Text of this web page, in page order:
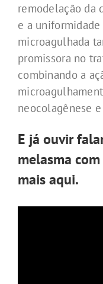
remodelação da
e a
microagulhada
promissora no
combinando a
neocolagênese
E já ouvir
melasma
mais aqui.